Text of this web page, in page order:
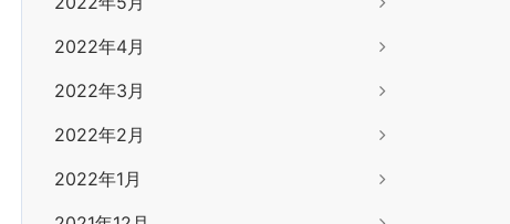
2022年4月
2022年3月
2022年2月
2022年1月